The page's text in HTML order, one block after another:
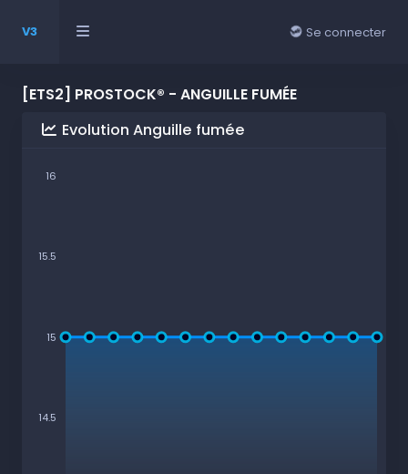
V3 Se connecter
[ETS2] PROSTOCK® - ANGUILLE FUMÉE
Evolution Anguille fumée
16
15.5
15
14.5